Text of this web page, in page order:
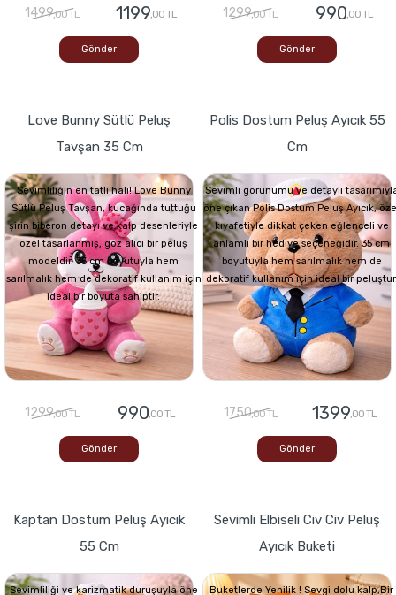
1499,00 TL 1199,00 TL
Gönder
1299,00 TL 990,00 TL
Gönder
Love Bunny Sütlü Peluş
Tavşan 35 Cm
Sevimliliğin en tatlı hali! Love Bunny
Sütlü Peluş Tavşan, kucağında tuttuğu
şirin biberon detayı ve kalp desenleriyle
özel tasarlanmış, göz alıcı bir peluş
modeldir. 35 cm boyutuyla hem
sarılmalık hem de dekoratif kullanım için
ideal bir boyuta sahiptir.
1299,00 TL 990,00 TL
Gönder
Polis Dostum Peluş Ayıcık 55
Cm
Sevimli görünümü ve detaylı
öne çıkan Polis Dostum Peluş Ayıcık,
kıyafetiyle dikkat çeken eğlenceli ve
anlamlı bir hediye seçeneğidir. 35 cm
boyutuyla hem sarılmalık hem de
dekoratif kullanım için ideal bir
1750,00 TL 1399,00 TL
Gönder
Kaptan Dostum Peluş Ayıcık
55 Cm
Sevimliliği ve karizmatik duruşuyla öne
Sevimli Elbiseli Civ Civ Peluş
Ayıcık Buketi
Buketlerde Yenilik ! Sevgi dolu kalp,Bir